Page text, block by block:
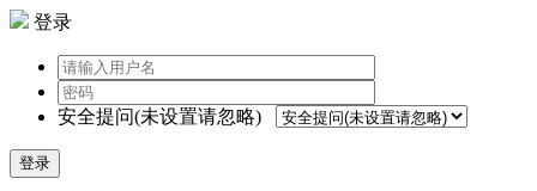
登录
安全提问(未设置请忽略)
登录